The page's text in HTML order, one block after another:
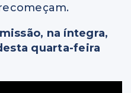
na íntegra,
quarta-feira